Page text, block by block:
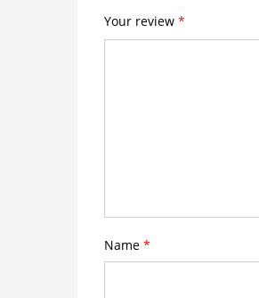
Your review *
Name *